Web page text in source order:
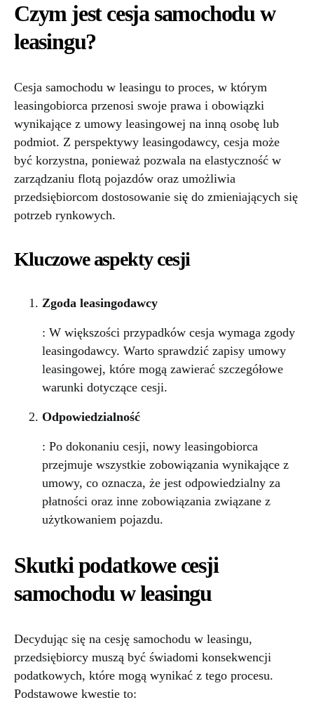
Czym jest cesja samochodu w
leasingu?
Cesja samochodu w leasingu to proces, w którym
leasingobiorca przenosi swoje prawa i obowiązki
wynikające z umowy leasingowej na inną osobę lub
podmiot. Z perspektywy leasingodawcy, cesja może
być korzystna, ponieważ pozwala na elastyczność w
zarządzaniu flotą pojazdów oraz umożliwia
przedsiębiorcom dostosowanie się do zmieniających się
potrzeb rynkowych.
Kluczowe aspekty cesji
Zgoda leasingodawcy
: W większości przypadków cesja wymaga zgody
leasingodawcy. Warto sprawdzić zapisy umowy
leasingowej, które mogą zawierać szczegółowe
warunki dotyczące cesji.
Odpowiedzialność
: Po dokonaniu cesji, nowy leasingobiorca
przejmuje wszystkie zobowiązania wynikające z
umowy, co oznacza, że jest odpowiedzialny za
płatności oraz inne zobowiązania związane z
użytkowaniem pojazdu.
Skutki podatkowe cesji
samochodu w leasingu
Decydując się na cesję samochodu w leasingu,
przedsiębiorcy muszą być świadomi konsekwencji
podatkowych, które mogą wynikać z tego procesu.
Podstawowe kwestie to: